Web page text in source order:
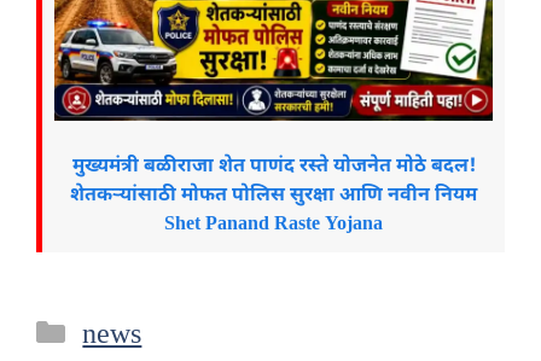
मुख्यमंत्री बळीराजा शेत पाणंद रस्ते योजनेत मोठे बदल!
शेतकऱ्यांसाठी मोफत पोलिस सुरक्षा आणि नवीन नियम
Shet Panand Raste Yojana
Categories
news